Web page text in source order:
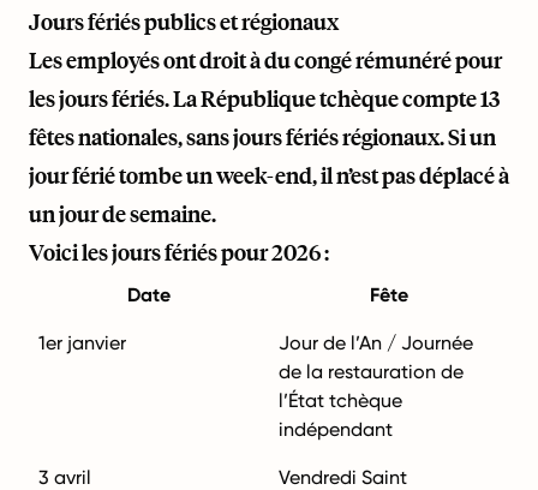
Jours fériés publics et régionaux
Les employés ont droit à du congé rémunéré pour
les jours fériés. La République tchèque compte 13
fêtes nationales, sans jours fériés régionaux. Si un
jour férié tombe un week-end, il n’est pas déplacé à
un jour de semaine.
Voici les jours fériés pour 2026 :
Date Fête
1er janvier
Jour de l’An / Journée
de la restauration de
l’État tchèque
indépendant
3 avril Vendredi Saint